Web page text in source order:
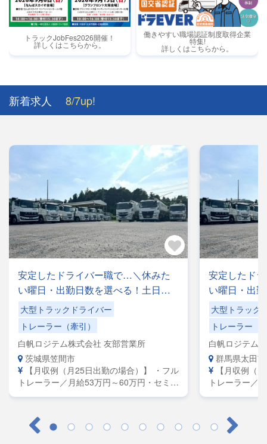
トラックJobFes2026開催！
詳しくはこちらから。
働きやすい職場認証制度取得企業
特集!
詳しくはこちらから。
新着求人 8/7up!
安定したドライバー職で…＼休みた
い曜日・出勤日数を選べる！土日休
みもOK／手積みした手降ろしの力仕
事なし！
大型トラックドライバー
トレーラー（牽引）
白帆ロジテム株式会社 友部営業所
茨城県笠間市
【月収例（月25日出勤の場合）】 ・フル
トレーラー／月給53万円～60万円・セミト
レーラー／月給45万円～50万円・大型／月
安定したド
い曜日・出
みもOK／手
事なし！
大型トラック
トレーラー（
白帆ロジテム
群馬県太田市
【月収例（
トレーラー／
レーラー／月